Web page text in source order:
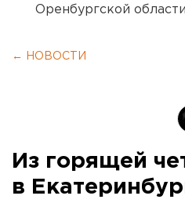
Оренбургской
← НОВОСТИ
Из горящей
в